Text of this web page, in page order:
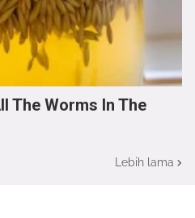
The Worms In The
Lebih lama